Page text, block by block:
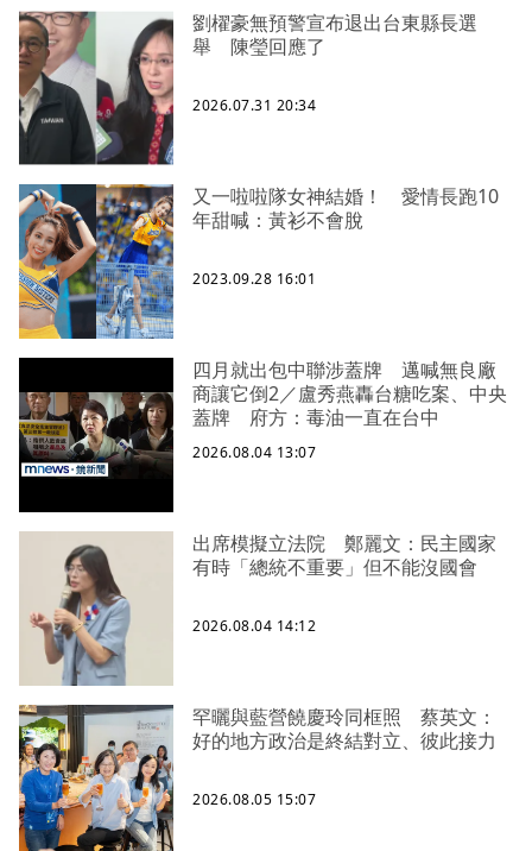
劉櫂豪無預警宣布退出台東縣長選
舉 陳瑩回應了
2026.07.31 20:34
又一啦啦隊女神結婚！ 愛情長跑10
年甜喊：黃衫不會脫
2023.09.28 16:01
四月就出包中聯涉蓋牌 邁喊無良廠
商讓它倒2／盧秀燕轟台糖吃案、中央
蓋牌 府方：毒油一直在台中
2026.08.04 13:07
出席模擬立法院 鄭麗文：民主國家
有時「總統不重要」但不能沒國會
2026.08.04 14:12
罕曬與藍營饒慶玲同框照 蔡英文：
好的地方政治是終結對立、彼此接力
2026.08.05 15:07